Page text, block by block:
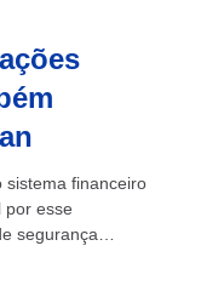
sistema financeiro
por esse
segurança